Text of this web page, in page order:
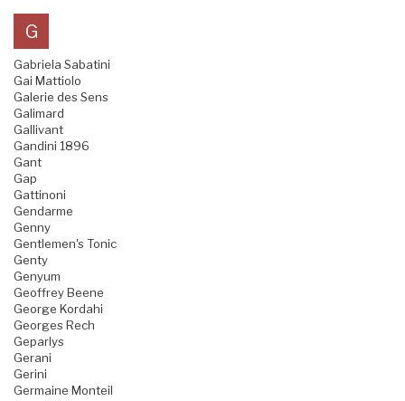
G
Gabriela Sabatini
Gai Mattiolo
Galerie des Sens
Galimard
Gallivant
Gandini 1896
Gant
Gap
Gattinoni
Gendarme
Genny
Gentlemen's Tonic
Genty
Genyum
Geoffrey Beene
George Kordahi
Georges Rech
Geparlys
Gerani
Gerini
Germaine Monteil